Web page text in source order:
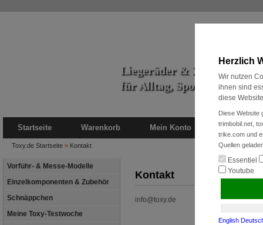
Liegeräder & Zubehör
für Alltag, Sport und
Startseite Warenkorb Mein Konto Neukunde?
Toxy.de Startseite » Kontakt
Vorführ- & Messe-Modelle
Einzelkomponenten & Zubehör
Schnäppchen
Meine Toxy-Testwoche
Kontakt
info@toxy.de
Herzlich
Wir nutzen
ihnen sind
diese
Diese Website
trimbobil.net,
trike.com und
Quellen
Essentiel
Youtube
English